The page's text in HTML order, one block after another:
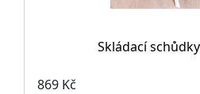
Skládací
869 Kč